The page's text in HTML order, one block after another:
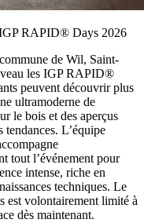
RAPID® Days 2026
de Wil, Saint-
les IGP RAPID®
peuvent découvrir plus
ultramoderne de
le bois et des aperçus
tendances. L’équipe
tout l’événement pour
intense, riche en
techniques. Le
est volontairement limité à
dès maintenant.